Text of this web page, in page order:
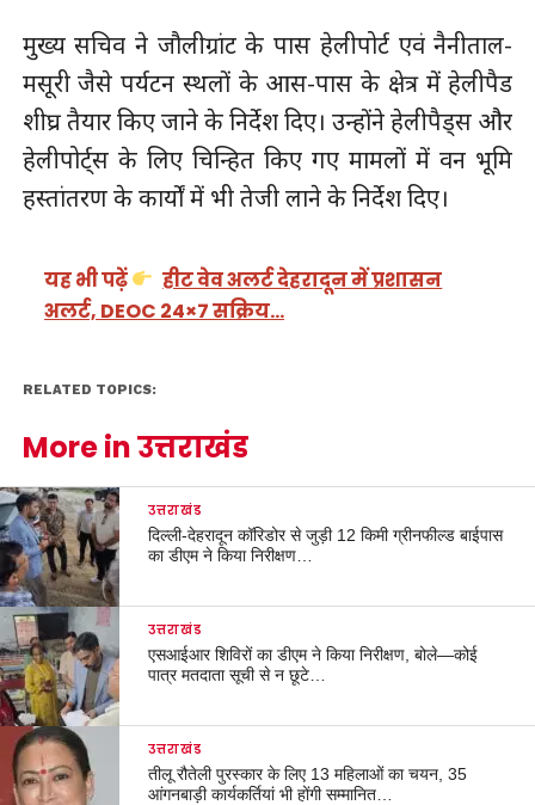
मुख्य सचिव ने जौलीग्रांट के पास हेलीपोर्ट एवं नैनीताल-
मसूरी जैसे पर्यटन स्थलों के आस-पास के क्षेत्र में हेलीपैड
शीघ्र तैयार किए जाने के निर्देश दिए। उन्होंने हेलीपैड्स और
हेलीपोर्ट्स के लिए चिन्हित किए गए मामलों में वन भूमि
हस्तांतरण के कार्यों में भी तेजी लाने के निर्देश दिए।
यह भी पढ़ें
हीट वेव अलर्ट देहरादून में प्रशासन
अलर्ट, DEOC 24×7 सक्रिय…
RELATED TOPICS:
More in उत्तराखंड
उत्तराखंड
दिल्ली-देहरादून कॉरिडोर से जुड़ी 12 किमी ग्रीनफील्ड बाईपास
का डीएम ने किया निरीक्षण…
उत्तराखंड
एसआईआर शिविरों का डीएम ने किया निरीक्षण, बोले—कोई
पात्र मतदाता सूची से न छूटे…
उत्तराखंड
तीलू रौतेली पुरस्कार के लिए 13 महिलाओं का चयन, 35
आंगनबाड़ी कार्यकर्तियां भी होंगी सम्मानित…